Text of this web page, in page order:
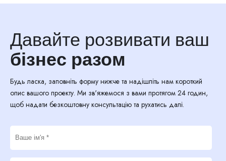
Давайте розвивати ваш
бізнес разом
Будь ласка, заповніть форму нижче та надішліть нам короткий
опис вашого проекту. Ми зв'яжемося з вами протягом 24 годин,
щоб надати безкоштовну консультацію та рухатись далі.